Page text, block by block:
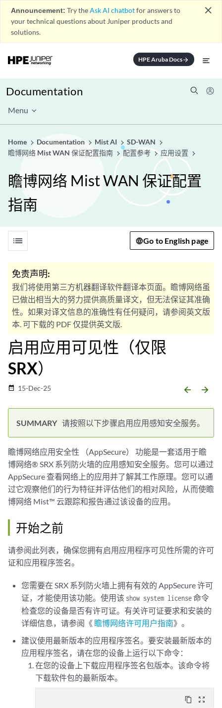
Announcement: Try theAsk AI chatbotfor answers to
your technical questions about Juniper products and
solutions.
close
HPE Aruba Docsarrow_forward
Documentation
Menu
Home Documentation Mist AI
SD-WAN
瞻博网络 Mist WAN 保证配置指南
配置参考 应用设置
瞻博网络 Mist WAN 保证配置
指南
list Go to English page
免责声明:
我们将使用第三方机器翻译软件翻译本页面。瞻博网络虽
已做出相当大的努力提供高质量译文，但无法保证其准确
性。如果对译文信息的准确性有任何疑问，请参阅英文版
本. 可下载的 PDF 仅提供英文版.
启用应用可见性（仅限
SRX）
date_range 15-Dec-25 arrow_backward arrow_forward
请按照以下步骤启用应用感知安全服务。
瞻博网络应用安全性 （AppSecure） 功能是一套适用于瞻
博网络® SRX 系列防火墙的应用感知安全服务。您可以通过
AppSecure 查看网络上的应用并了解其工作原理。您可以通
过它观察他们的行为特征并评估他们的相对风险，从而使瞻
博网络 Mist™ 云跟踪和报告通过该设备的应用。
开始之前
请参阅此列表，确保您拥有启用应用程序可见性所需的许可
证和应用程序签名。
您需要在 SRX 系列防火墙上拥有有效的 AppSecure 许可
证，才能使用该功能。使用该 show system license命令
检查您的设备是否有许可证。有关许可证要求和安装的
详细信息，请参阅《 瞻博网络许可用户指南》。
建议使用最新版本的应用程序签名。要安装最新版本的
应用程序签名，请在您的设备上运行以下命令：
在您的设备上下载应用程序签名包版本。该命令将
下载软件包的最新版本。
content_copy zoom_out_map